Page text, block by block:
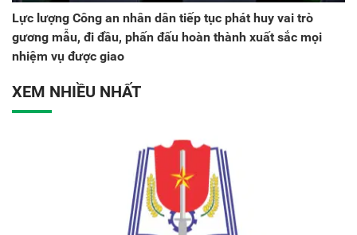
Lực lượng Công an nhân dân tiếp tục phát huy vai trò
gương mẫu, đi đầu, phấn đấu hoàn thành xuất sắc mọi
nhiệm vụ được giao
XEM NHIỀU NHẤT